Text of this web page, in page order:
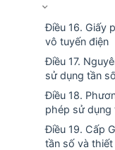
Điều 16. Giấy
vô tuyến điện
Điều 17.
sử dụng tần
Điều 18.
phép sử dụng
Điều 19. Cấp
tần số và